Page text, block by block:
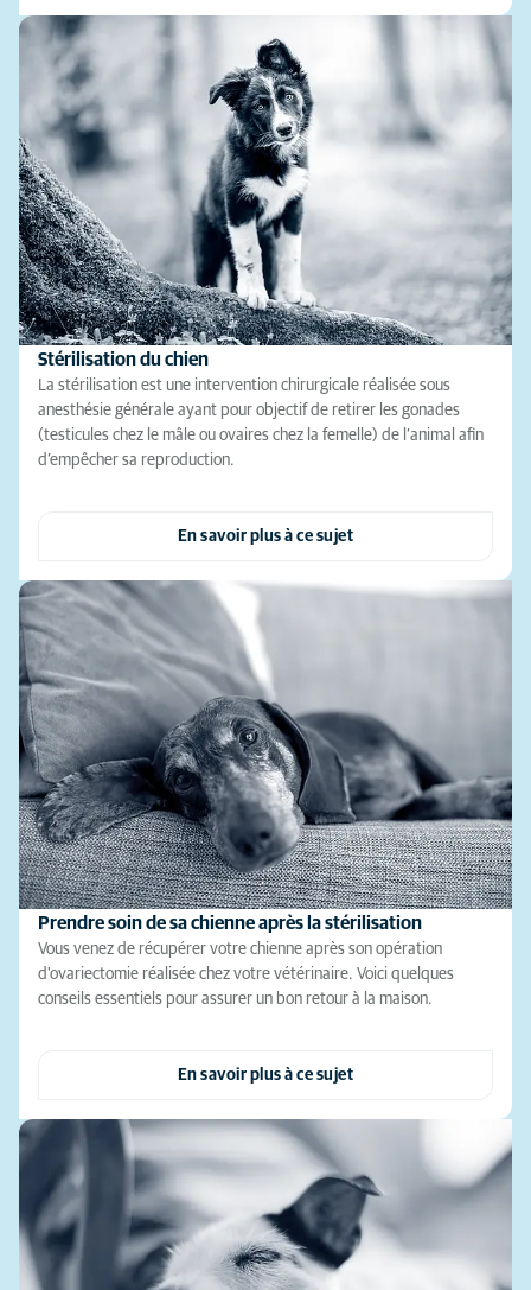
Stérilisation du chien
La stérilisation est une intervention chirurgicale réalisée sous
anesthésie générale ayant pour objectif de retirer les gonades
(testicules chez le mâle ou ovaires chez la femelle) de l’animal afin
d’empêcher sa reproduction.
En savoir plus à ce sujet
Prendre soin de sa chienne après la stérilisation
Vous venez de récupérer votre chienne après son opération
d'ovariectomie réalisée chez votre vétérinaire. Voici quelques
conseils essentiels pour assurer un bon retour à la maison.
En savoir plus à ce sujet